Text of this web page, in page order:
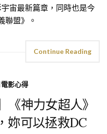
宙最新篇章，同時也是今
聯盟》。
Continue Reading
影心得
《神力女超人》
妳可以拯救DC